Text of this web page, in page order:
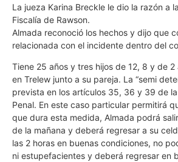
La jueza Karina Breckle le dio la razón a
Fiscalía de Rawson.
Almada reconoció los hechos y dijo que
relacionada con el incidente dentro del
Tiene 25 años y tres hijos de 12, 8 y de
en Trelew junto a su pareja. La “semi
prevista en los artículos 35, 36 y 39 de
Penal. En este caso particular permitirá
que dura esta medida, Almada podrá
de la mañana y deberá regresar a su
las 2 horas en buenas condiciones, no
ni estupefacientes y deberá regresar en